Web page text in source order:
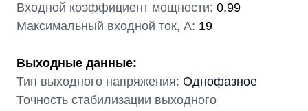
Входной коэффициент мощности: 0,99
Максимальный входной ток, А: 19
Выходные данные:
Тип выходного напряжения: Однофазное
Точность стабилизации выходного